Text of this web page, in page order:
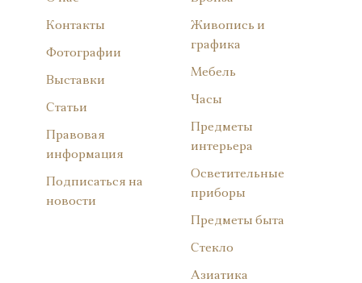
Контакты
Фотографии
Выставки
Статьи
Правовая
информация
Подписаться на
новости
Живопись и
графика
Мебель
Часы
Предметы
интерьера
Осветительные
приборы
Предметы быта
Стекло
Азиатика